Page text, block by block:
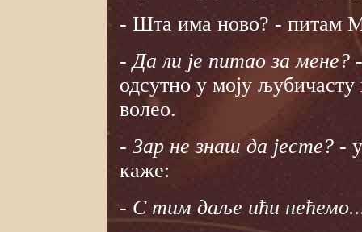
- Шта има ново? - питам
- Да ли је питао за мене?
одсутно у моју љубичасту
волео.
- Зар не знаш да јесте? -
каже:
- С тим даље ићи